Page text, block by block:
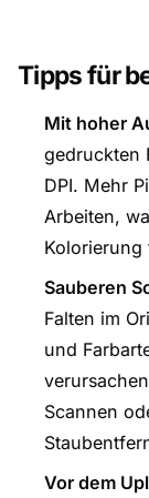
Tipps für
Mit hoher
gedruckten
DPI. Mehr
Arbeiten,
Kolorierung
Sauberen
Falten im
und
Scannen
Vor dem